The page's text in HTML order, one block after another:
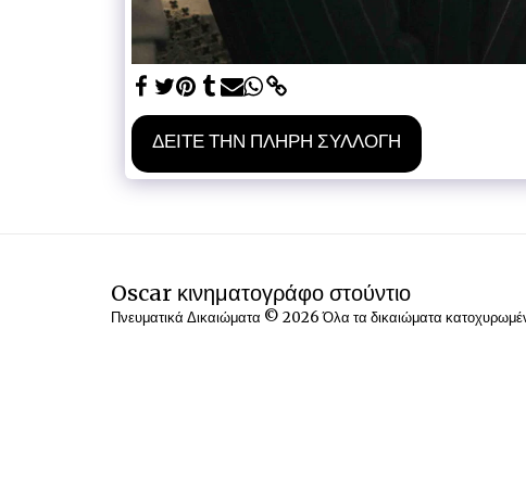
ΔΕΊΤΕ ΤΗΝ ΠΛΉΡΗ ΣΥΛΛΟΓΉ
Oscar κινηματογράφο στούντιο
Πνευματικά Δικαιώματα © 2026 Όλα τα δικαιώματα